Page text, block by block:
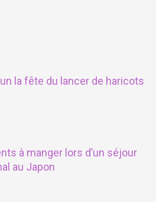
la fête du lancer de haricots
à manger lors d’un séjour
au Japon